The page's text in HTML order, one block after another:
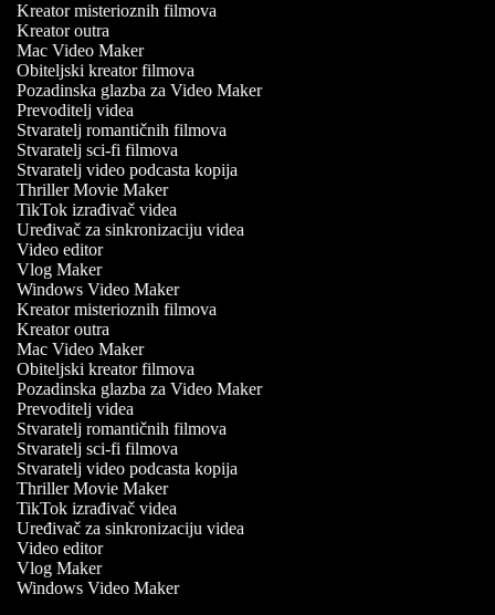
Kreator misterioznih filmova
Kreator outra
Mac Video Maker
Obiteljski kreator filmova
Pozadinska glazba za Video Maker
Prevoditelj videa
Stvaratelj romantičnih filmova
Stvaratelj sci-fi filmova
Stvaratelj video podcasta kopija
Thriller Movie Maker
TikTok izrađivač videa
Uređivač za sinkronizaciju videa
Video editor
Vlog Maker
Windows Video Maker
Kreator misterioznih filmova
Kreator outra
Mac Video Maker
Obiteljski kreator filmova
Pozadinska glazba za Video Maker
Prevoditelj videa
Stvaratelj romantičnih filmova
Stvaratelj sci-fi filmova
Stvaratelj video podcasta kopija
Thriller Movie Maker
TikTok izrađivač videa
Uređivač za sinkronizaciju videa
Video editor
Vlog Maker
Windows Video Maker